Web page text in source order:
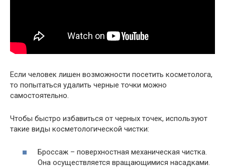
Если человек лишен возможности посетить косметолога,
то попытаться удалить черные точки можно
самостоятельно.
Чтобы быстро избавиться от черных точек, используют
такие виды косметологической чистки:
Броссаж – поверхностная механическая чистка.
Она осуществляется вращающимися насадками.